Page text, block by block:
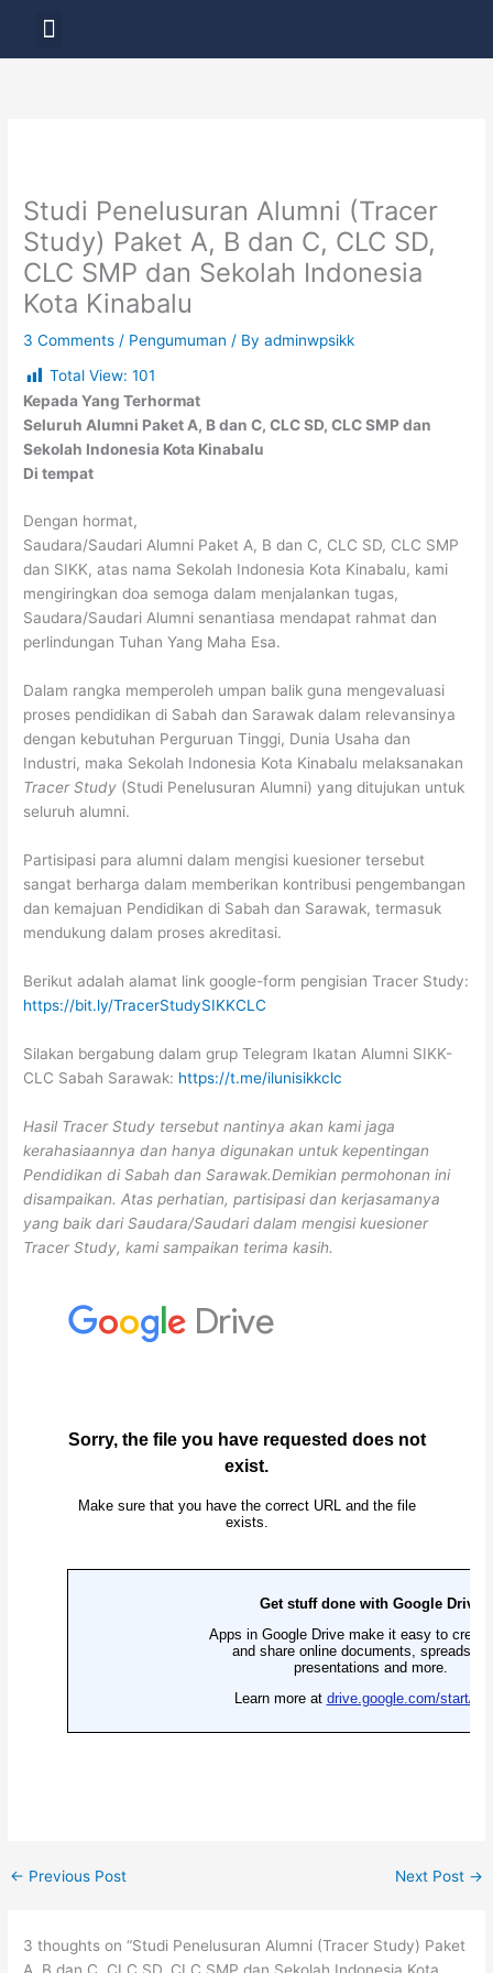
content
Menu
Studi Penelusuran Alumni (Tracer
Study) Paket A, B dan C, CLC SD,
CLC SMP dan Sekolah Indonesia
Kota Kinabalu
3 Comments / Pengumuman / Byadminwpsikk
Total View: 101
Kepada Yang Terhormat
Seluruh Alumni Paket A, B dan C, CLC SD, CLC SMP dan
Sekolah Indonesia Kota Kinabalu
Di tempat
Dengan hormat,
Saudara/Saudari Alumni Paket A, B dan C, CLC SD, CLC SMP
dan SIKK, atas nama Sekolah Indonesia Kota Kinabalu, kami
mengiringkan doa semoga dalam menjalankan tugas,
Saudara/Saudari Alumni senantiasa mendapat rahmat dan
perlindungan Tuhan Yang Maha Esa.
Dalam rangka memperoleh umpan balik guna mengevaluasi
proses pendidikan di Sabah dan Sarawak dalam relevansinya
dengan kebutuhan Perguruan Tinggi, Dunia Usaha dan
Industri, maka Sekolah Indonesia Kota Kinabalu melaksanakan
Tracer Study (Studi Penelusuran Alumni) yang ditujukan untuk
seluruh alumni.
Partisipasi para alumni dalam mengisi kuesioner tersebut
sangat berharga dalam memberikan kontribusi pengembangan
dan kemajuan Pendidikan di Sabah dan Sarawak, termasuk
mendukung dalam proses akreditasi.
Berikut adalah alamat link google-form pengisian Tracer Study:
https://bit.ly/TracerStudySIKKCLC
Silakan bergabung dalam grup Telegram Ikatan Alumni SIKK-
CLC Sabah Sarawak: https://t.me/ilunisikkclc
Hasil Tracer Study tersebut nantinya akan kami jaga
kerahasiaannya dan hanya digunakan untuk kepentingan
Pendidikan di Sabah dan Sarawak.Demikian permohonan ini
disampaikan. Atas perhatian, partisipasi dan kerjasamanya
yang baik dari Saudara/Saudari dalam mengisi kuesioner
Tracer Study, kami sampaikan terima kasih.
← Previous Post Next Post →
3 thoughts on “Studi Penelusuran Alumni (Tracer Study) Paket
A, B dan C, CLC SD, CLC SMP dan Sekolah Indonesia Kota